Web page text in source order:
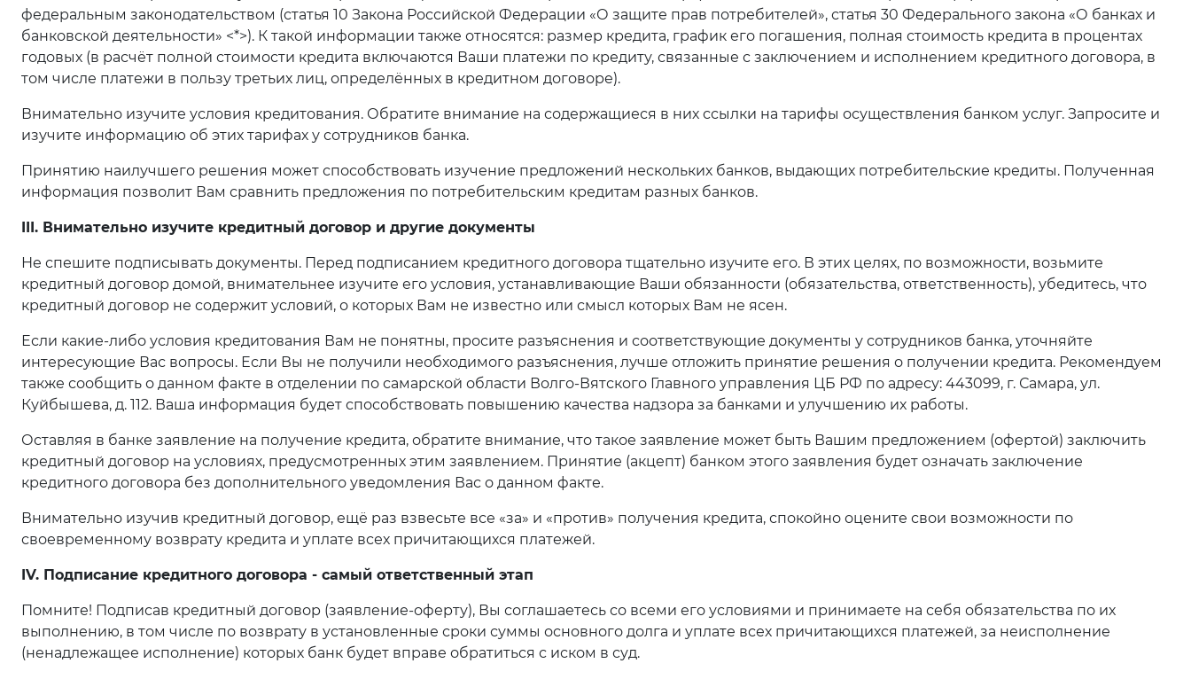
федеральным законодательством (статья 10 Закона Российской Федерации «О защите прав потребителей», статья 30 Федерального закона «О банках и
банковской деятельности» <*>). К такой информации также относятся: размер кредита, график его погашения, полная стоимость кредита в процентах
годовых (в расчёт полной стоимости кредита включаются Ваши платежи по кредиту, связанные с заключением и исполнением кредитного договора, в
том числе платежи в пользу третьих лиц, определённых в кредитном договоре).
Внимательно изучите условия кредитования. Обратите внимание на содержащиеся в них ссылки на тарифы осуществления банком услуг. Запросите и
изучите информацию об этих тарифах у сотрудников банка.
Принятию наилучшего решения может способствовать изучение предложений нескольких банков, выдающих потребительские кредиты. Полученная
информация позволит Вам сравнить предложения по потребительским кредитам разных банков.
III. Внимательно изучите кредитный договор и другие документы
Не спешите подписывать документы. Перед подписанием кредитного договора тщательно изучите его. В этих целях, по возможности, возьмите
кредитный договор домой, внимательнее изучите его условия, устанавливающие Ваши обязанности (обязательства, ответственность), убедитесь, что
кредитный договор не содержит условий, о которых Вам не известно или смысл которых Вам не ясен.
Если какие-либо условия кредитования Вам не понятны, просите разъяснения и соответствующие документы у сотрудников банка, уточняйте
интересующие Вас вопросы. Если Вы не получили необходимого разъяснения, лучше отложить принятие решения о получении кредита. Рекомендуем
также сообщить о данном факте в отделении по самарской области Волго-Вятского Главного управления ЦБ РФ по адресу: 443099, г. Самара, ул.
Куйбышева, д. 112. Ваша информация будет способствовать повышению качества надзора за банками и улучшению их работы.
Оставляя в банке заявление на получение кредита, обратите внимание, что такое заявление может быть Вашим предложением (офертой) заключить
кредитный договор на условиях, предусмотренных этим заявлением. Принятие (акцепт) банком этого заявления будет означать заключение
кредитного договора без дополнительного уведомления Вас о данном факте.
Внимательно изучив кредитный договор, ещё раз взвесьте все «за» и «против» получения кредита, спокойно оцените свои возможности по
своевременному возврату кредита и уплате всех причитающихся платежей.
IV. Подписание кредитного договора - самый ответственный этап
Помните! Подписав кредитный договор (заявление-оферту), Вы соглашаетесь со всеми его условиями и принимаете на себя обязательства по их
выполнению, в том числе по возврату в установленные сроки суммы основного долга и уплате всех причитающихся платежей, за неисполнение
(ненадлежащее исполнение) которых банк будет вправе обратиться с иском в суд.